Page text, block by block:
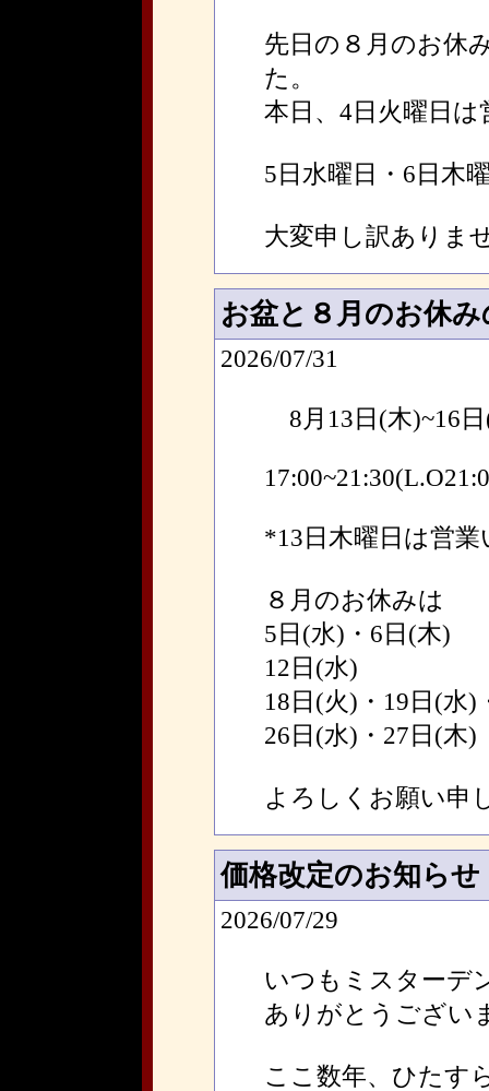
先日の８月のお休
た。
本日、4日火曜日
5日水曜日・6日木
大変申し訳ありま
お盆と８月のお休
2026/07/31
8月13日(木)~16
*13日木曜日は営
８月のお休みは
5日(水)・6日(木)
12日(水)
18日(火)・19日(水)
26日(水)・27日(木)
よろしくお願い申
価格改定のお知らせ
2026/07/29
いつもミスターデ
ありがとうござい
ここ数年、ひたす